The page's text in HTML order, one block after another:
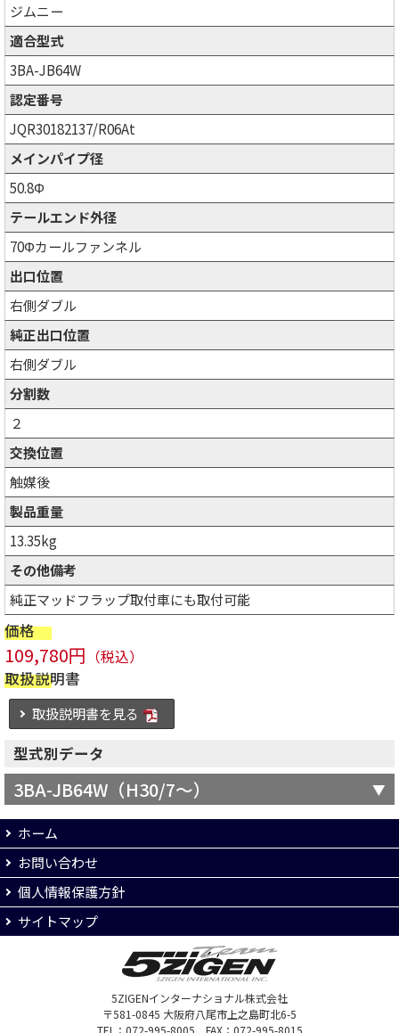
ジムニー
適合型式
3BA-JB64W
認定番号
JQR30182137/R06At
メインパイプ径
50.8Φ
テールエンド外径
70Φカールファンネル
出口位置
右側ダブル
純正出口位置
右側ダブル
分割数
２
交換位置
触媒後
製品重量
13.35kg
その他備考
純正マッドフラップ取付車にも取付可能
価格
109,780円 （税込）
取扱説明書
取扱説明書を見る
型式別データ
3BA-JB64W（H30/7～）
ホーム
お問い合わせ
個人情報保護方針
サイトマップ
5ZIGENインターナショナル株式会社
〒581-0845 大阪府八尾市上之島町北6-5
TEL：072-995-8005 FAX：072-995-8015